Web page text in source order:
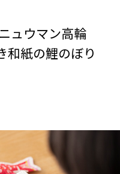
ュウマン高輪
和紙の鯉のぼり